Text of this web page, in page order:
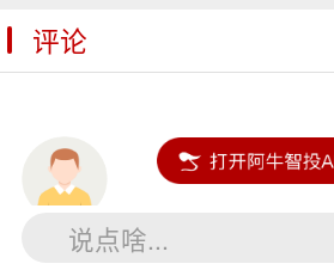
评论
万里晴空
没更新
说点啥...